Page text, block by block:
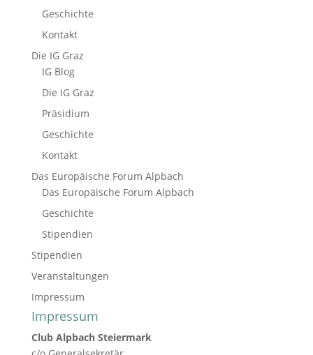
Geschichte
Kontakt
Die IG Graz
IG Blog
Die IG Graz
Präsidium
Geschichte
Kontakt
Das Europäische Forum Alpbach
Das Europäische Forum Alpbach
Geschichte
Stipendien
Stipendien
Veranstaltungen
Impressum
Impressum
Club Alpbach Steiermark